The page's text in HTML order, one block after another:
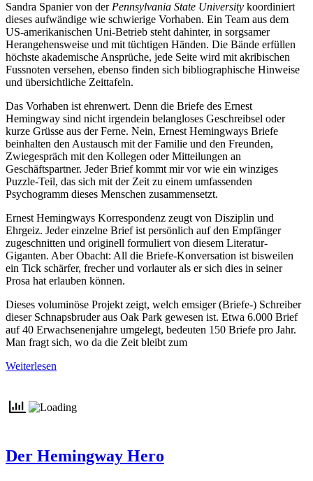
Sandra Spanier von der Pennsylvania State University koordiniert
dieses aufwändige wie schwierige Vorhaben. Ein Team aus dem
US-amerikanischen Uni-Betrieb steht dahinter, in sorgsamer
Herangehensweise und mit tüchtigen Händen. Die Bände erfüllen
höchste akademische Ansprüche, jede Seite wird mit akribischen
Fussnoten versehen, ebenso finden sich bibliographische Hinweise
und übersichtliche Zeittafeln.
Das Vorhaben ist ehrenwert. Denn die Briefe des Ernest
Hemingway sind nicht irgendein belangloses Geschreibsel oder
kurze Grüsse aus der Ferne. Nein, Ernest Hemingways Briefe
beinhalten den Austausch mit der Familie und den Freunden,
Zwiegespräch mit den Kollegen oder Mitteilungen an
Geschäftspartner. Jeder Brief kommt mir vor wie ein winziges
Puzzle-Teil, das sich mit der Zeit zu einem umfassenden
Psychogramm dieses Menschen zusammensetzt.
Ernest Hemingways Korrespondenz zeugt von Disziplin und
Ehrgeiz. Jeder einzelne Brief ist persönlich auf den Empfänger
zugeschnitten und originell formuliert von diesem Literatur-
Giganten. Aber Obacht: All die Briefe-Konversation ist bisweilen
ein Tick schärfer, frecher und vorlauter als er sich dies in seiner
Prosa hat erlauben können.
Dieses voluminöse Projekt zeigt, welch emsiger (Briefe-) Schreiber
dieser Schnapsbruder aus Oak Park gewesen ist. Etwa 6.000 Brief
auf 40 Erwachsenenjahre umgelegt, bedeuten 150 Briefe pro Jahr.
Man fragt sich, wo da die Zeit bleibt zum
Weiterlesen
Der Hemingway Hero